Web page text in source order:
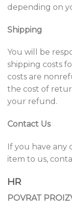
depending on
Shipping
You will be
shipping costs
costs are
the cost of
your refund.
Contact Us
If you have any
item to us,
HR
POVRAT